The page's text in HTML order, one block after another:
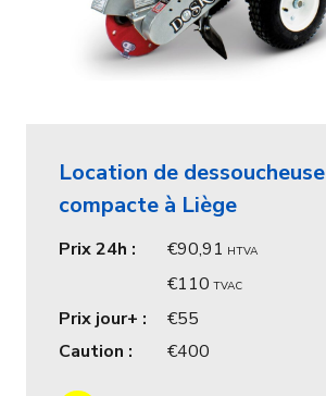
Location de dessoucheuse
compacte à Liège
Prix 24h : 90,91 HTVA
110 TVAC
Prix jour+ :
55
Caution :
400